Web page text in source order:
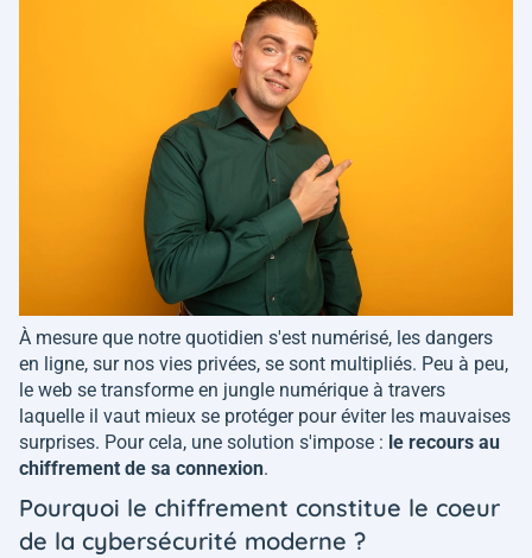
À mesure que notre quotidien s'est numérisé, les dangers
en ligne, sur nos vies privées, se sont multipliés. Peu à peu,
le web se transforme en jungle numérique à travers
laquelle il vaut mieux se protéger pour éviter les mauvaises
surprises. Pour cela, une solution s'impose : le recours au
chiffrement de sa connexion.
Pourquoi le chiffrement constitue le coeur
de la cybersécurité moderne ?